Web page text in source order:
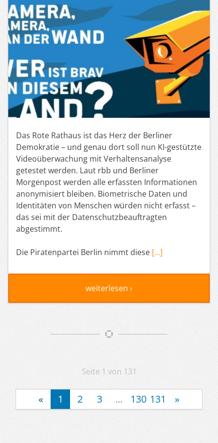
Das Rote Rathaus ist das Herz der Berliner
Demokratie – und genau dort soll nun KI-gestützte
Videoüberwachung mit Verhaltensanalyse
getestet werden. Laut rbb und Berliner
Morgenpost werden alle erfassten Informationen
anonymisiert bleiben. Biometrische Daten und
Identitäten von Menschen würden nicht erfasst –
das sei mit der Datenschutzbeauftragten
abgestimmt.
Die Piratenpartei Berlin nimmt diese […]
weiterlesen ›
Artikelnavigation
Seite 1 von 131
« 1 2 3 ... 130 131 »